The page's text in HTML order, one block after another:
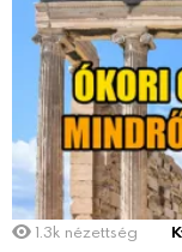
1.3k nézettség